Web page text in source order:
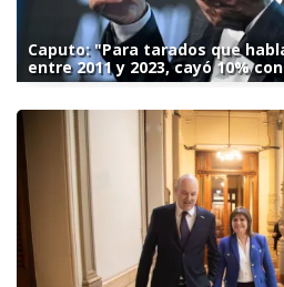
Caputo: "Para tarados que
entre 2011 y 2023, cayó 10%